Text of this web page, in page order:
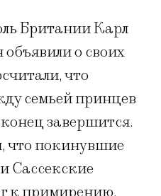
Британии Карл
о своих
что
семьей принцев
завершится.
что покинувшие
Сассекские